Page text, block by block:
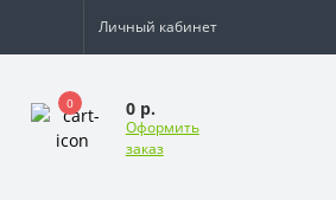
Личный кабинет
0 0 р.
Оформить
заказ